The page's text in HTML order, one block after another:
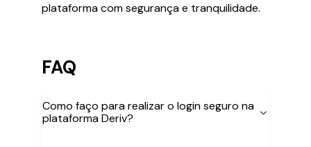
plataforma com segurança e tranquilidade.
FAQ
Como faço para realizar o login seguro na
plataforma Deriv?